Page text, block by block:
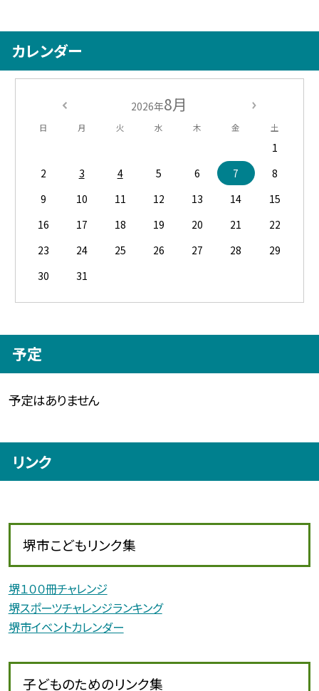
カレンダー
2026年8月
日 月 火 水 木 金 土
1
2
3 4 5 6 7
8
9
10 11 12 13 14
15
16
17 18 19 20 21
22
23
24 25 26 27 28
29
30
31
予定
予定はありません
リンク
堺市こどもリンク集
堺１００冊チャレンジ
堺スポーツチャレンジランキング
堺市イベントカレンダー
子どものためのリンク集